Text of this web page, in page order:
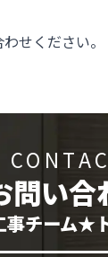
せください。
問い合
事チーム★